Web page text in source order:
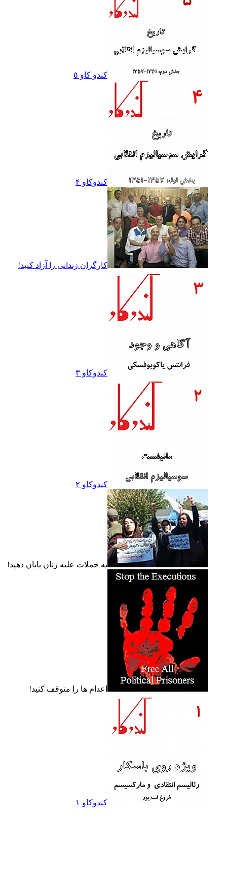
کندو کاو ٥
کندوکاو ۴
کارگران زندانى را آزاد کنيد!
کندوکاو ۳
کندوکاو ۲
به حملات عليه زنان پايان دهيد!
اعدام ها را متوقف کنيد!
کندوکاو ۱